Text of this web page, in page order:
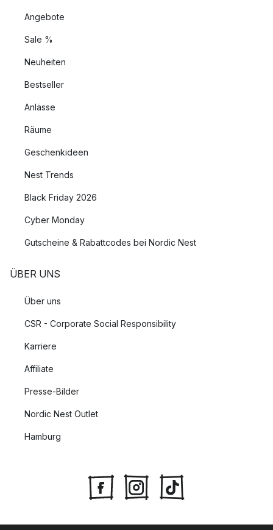
Angebote
Sale %
Neuheiten
Bestseller
Anlässe
Räume
Geschenkideen
Nest Trends
Black Friday 2026
Cyber Monday
Gutscheine & Rabattcodes bei Nordic Nest
ÜBER UNS
Über uns
CSR - Corporate Social Responsibility
Karriere
Affiliate
Presse-Bilder
Nordic Nest Outlet
Hamburg